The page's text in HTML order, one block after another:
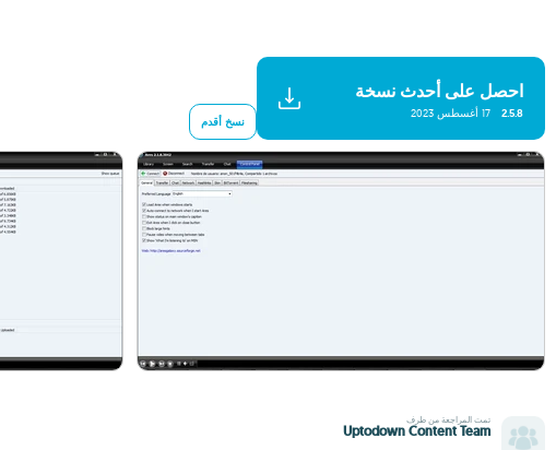
احصل على أحدث نسخة
2.5.8 17 أغسطس 2023
نسخ أقدم
تمت المراجعة من طرف
Uptodown Content Team